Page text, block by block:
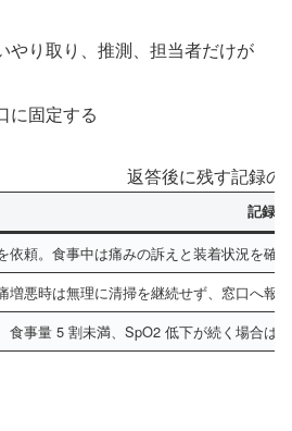
やり取り、推測、担当者だけが
に固定する
返答後に残す記録の
記録例
依頼。食事中は痛みの訴えと装着状況を確
増悪時は無理に清掃を継続せず、窓口へ報
食事量 5 割未満、SpO2 低下が続く場合は